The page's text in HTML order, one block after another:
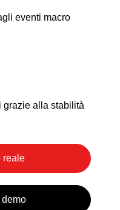
eventi macro
grazie alla stabilità